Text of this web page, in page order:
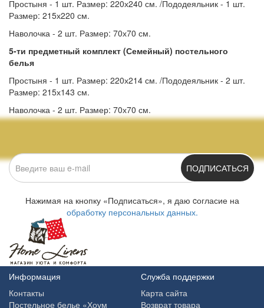
Простыня - 1 шт. Размер: 220х240 см. /Пододеяльник - 1 шт.
Размер: 215х220 см.
Наволочка - 2 шт. Размер: 70х70 см.
5-ти предметный комплект (Семейный) постельного
белья
Простыня - 1 шт. Размер: 220х214 см. /Пододеяльник - 2 шт.
Размер: 215х143 см.
Наволочка - 2 шт. Размер: 70х70 см.
ПОДПИСАТЬСЯ
Нажимая на кнопку «Подписаться», я даю cогласие на
обработку персональных данных.
Информация
Контакты
Постельное белье «Хоум
Служба поддержки
Карта сайта
Возврат товара